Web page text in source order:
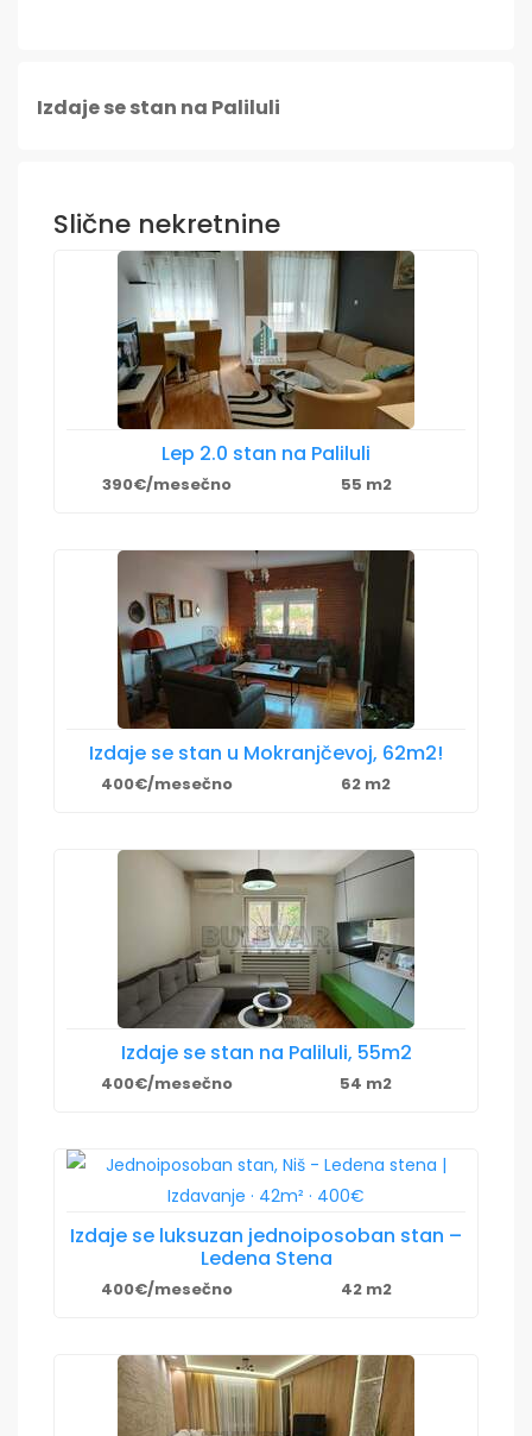
Izdaje se stan na Paliluli
Slične nekretnine
Lep 2.0 stan na Paliluli
390€/mesečno 55 m2
Izdaje se stan u Mokranjčevoj, 62m2!
400€/mesečno 62 m2
Izdaje se stan na Paliluli, 55m2
400€/mesečno 54 m2
Izdaje se luksuzan jednoiposoban stan –
Ledena Stena
400€/mesečno 42 m2